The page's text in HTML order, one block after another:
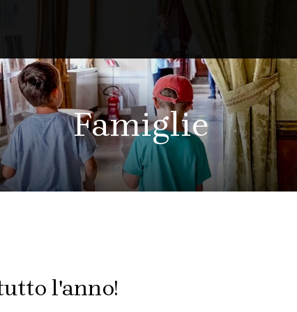
Famiglie
l'anno!